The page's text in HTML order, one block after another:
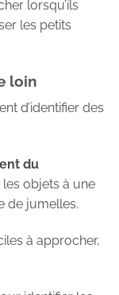
lorsqu’ils
les petits
loin
d’identifier des
du
objets à une
de jumelles.
à approcher,